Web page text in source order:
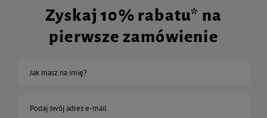
Zyskaj 10% rabatu* na
pierwsze zamówienie
Jak masz na imię?
Podaj swój adres e-mail